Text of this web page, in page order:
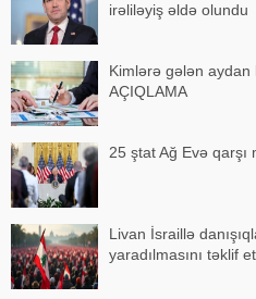
irəliləyiş əldə olundu
Kimlərə gələn
AÇIQLAMA
25 ştat Ağ Evə
Livan İsraillə
yaradılmasını təklif